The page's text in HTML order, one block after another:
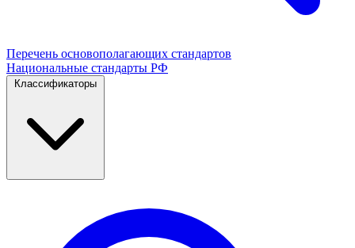
Перечень основополагающих стандартов
Национальные стандарты РФ
Классификаторы